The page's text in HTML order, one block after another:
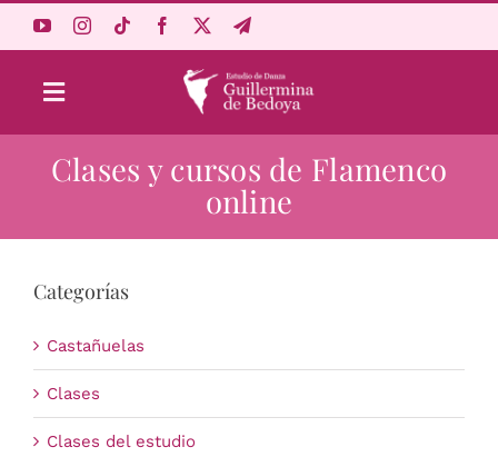
Toggle
Navigation
Aprende Online
Estudio
Clases y cursos de Flamenco
online
Categorías
Castañuelas
Clases
Clases del estudio